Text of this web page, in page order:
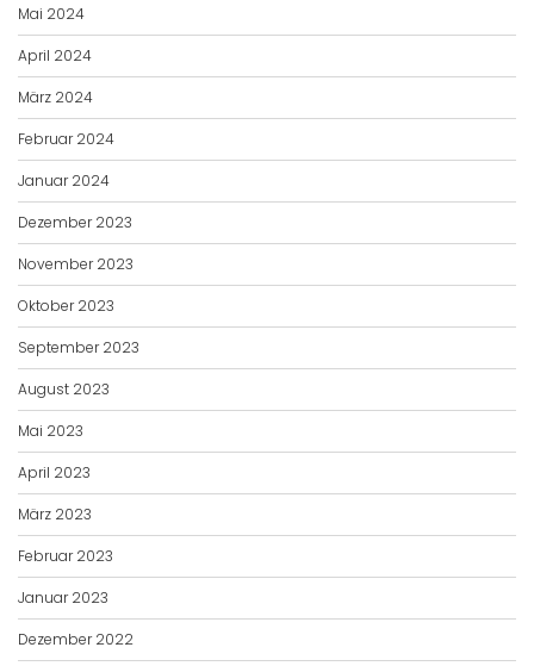
Mai 2024
April 2024
März 2024
Februar 2024
Januar 2024
Dezember 2023
November 2023
Oktober 2023
September 2023
August 2023
Mai 2023
April 2023
März 2023
Februar 2023
Januar 2023
Dezember 2022